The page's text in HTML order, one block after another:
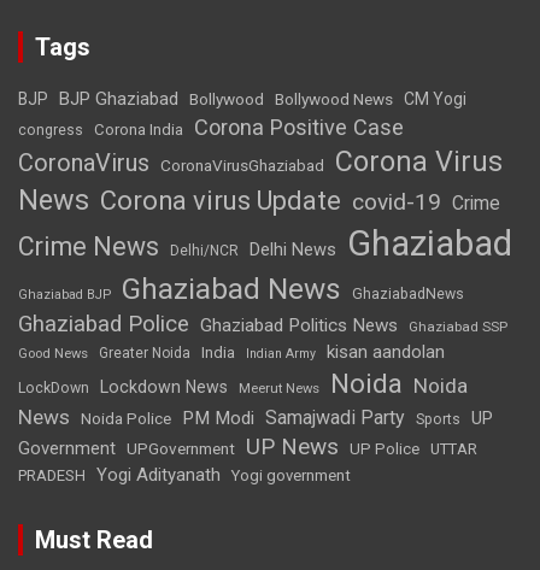
Tags
BJP BJP Ghaziabad Bollywood Bollywood News CM Yogi
congress Corona India Corona Positive Case
CoronaVirus CoronaVirusGhaziabad
Corona Virus
News Corona virus Update covid-19 Crime
Crime News Delhi/NCR Delhi News Ghaziabad
Ghaziabad BJP Ghaziabad News GhaziabadNews
Ghaziabad Police Ghaziabad Politics News Ghaziabad SSP
Good News Greater Noida India Indian Army kisan aandolan
LockDown Lockdown News Meerut News Noida Noida
News
Noida Police PM Modi Samajwadi Party Sports
UP
Government UPGovernment UP News UP Police
UTTAR
PRADESH
Yogi Adityanath Yogi government
Must Read